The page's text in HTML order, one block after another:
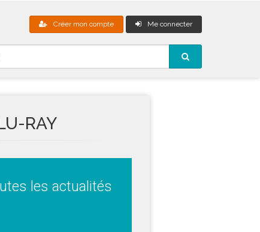
Créer mon compte Me connecter
RAY
les actualités